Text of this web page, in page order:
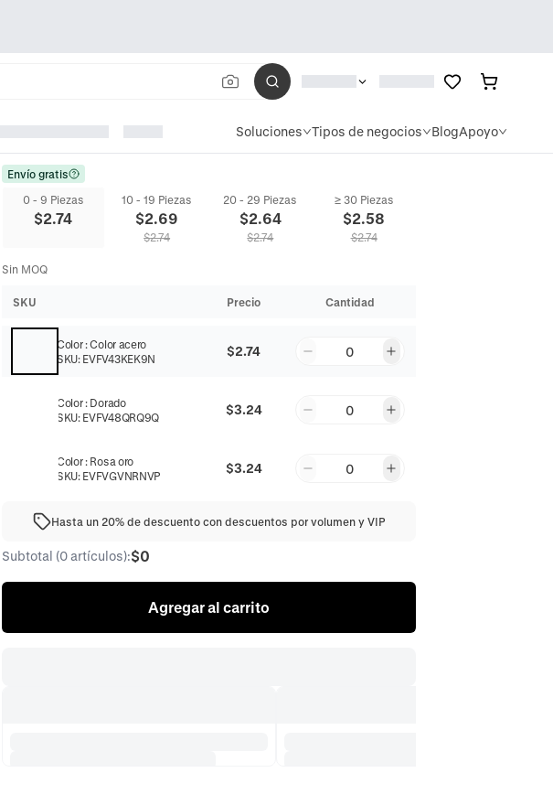
Soluciones Tipos de negocios BlogApoyo
Envío gratis
0 - 9 Piezas
$2.74
10 - 19 Piezas
$2.69
$2.74
20 - 29 Piezas
$2.64
$2.74
≥ 30 Piezas
$2.58
$2.74
Sin MOQ
SKU Precio Cantidad
Color:Color acero
SKU: EVFV43KEK9N $2.74 0
Color: Dorado
SKU: EVFV48QRQ9Q $3.24 0
Color: Rosa oro
SKU: EVFVGVNRNVP $3.24 0
Hasta un 20% de descuento con descuentos por volumen y VIP
Subtotal (0 artículos):$0
Agregar al carrito